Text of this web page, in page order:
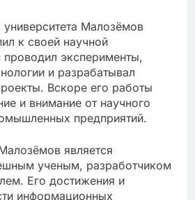
Малозёмов
к своей научной
проводил эксперименты,
и разрабатывал
Вскоре его работы
и внимание от научного
предприятий.
является
ученым, разработчиком
Его достижения и
информационных